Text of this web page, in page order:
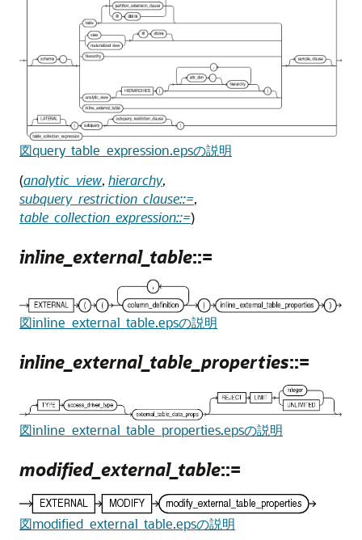
図query_table_expression.epsの説明
(analytic_view, hierarchy,
subquery_restriction_clause::=,
table_collection_expression::=)
inline_external_table::=
図inline_external_table.epsの説明
inline_external_table_properties::=
図inline_external_table_properties.epsの説明
modified_external_table::=
図modified_external_table.epsの説明